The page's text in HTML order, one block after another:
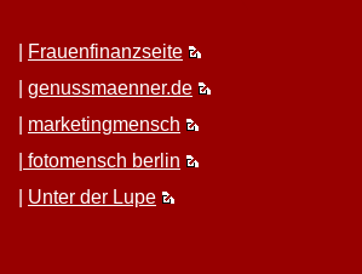
Frauen­fi­nanz­seite
genussmaenner.de
mar­ket­ing­men­sch
fotomen­sch berlin
Unter der Lupe